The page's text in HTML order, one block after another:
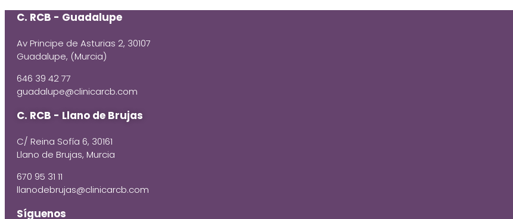
C. RCB - Guadalupe
Av Principe de Asturias 2, 30107
Guadalupe, (Murcia)
646 39 42 77
guadalupe@clinicarcb.com
C. RCB - Llano de Brujas
C/ Reina Sofía 6, 30161
Llano de Brujas, Murcia
670 95 31 11
llanodebrujas@clinicarcb.com
Síguenos